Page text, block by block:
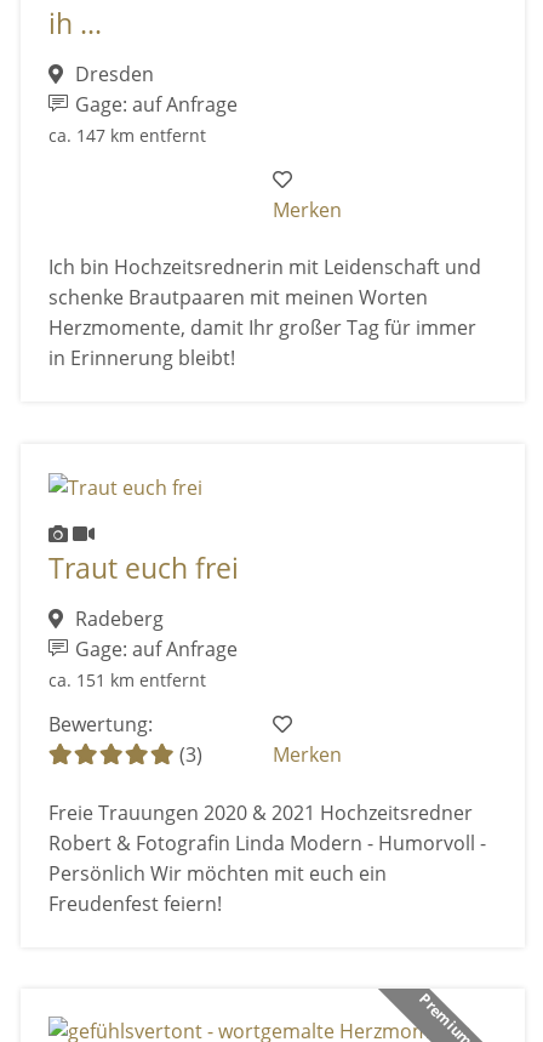
ih ...
Dresden
Gage: auf Anfrage
ca. 147 km entfernt
Merken
Ich bin Hochzeitsrednerin mit Leidenschaft und
schenke Brautpaaren mit meinen Worten
Herzmomente, damit Ihr großer Tag für immer
in Erinnerung bleibt!
Traut euch frei
Radeberg
Gage: auf Anfrage
ca. 151 km entfernt
Bewertung:
(3)
Merken
Freie Trauungen 2020 & 2021 Hochzeitsredner
Robert & Fotografin Linda Modern - Humorvoll -
Persönlich Wir möchten mit euch ein
Freudenfest feiern!